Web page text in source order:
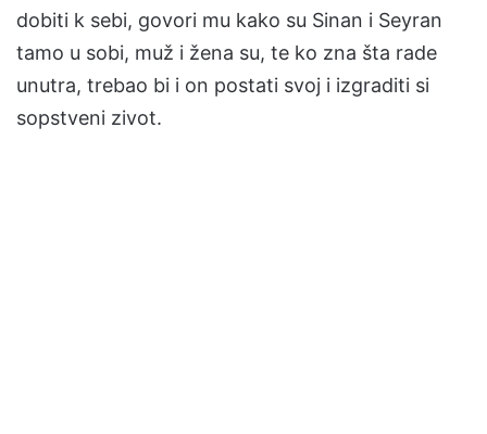
dobiti k sebi, govori mu kako su Sinan i Seyran
tamo u sobi, muž i žena su, te ko zna šta rade
unutra, trebao bi i on postati svoj i izgraditi si
sopstveni zivot.